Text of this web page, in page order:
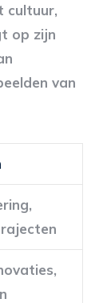
cultuur,
op zijn
van